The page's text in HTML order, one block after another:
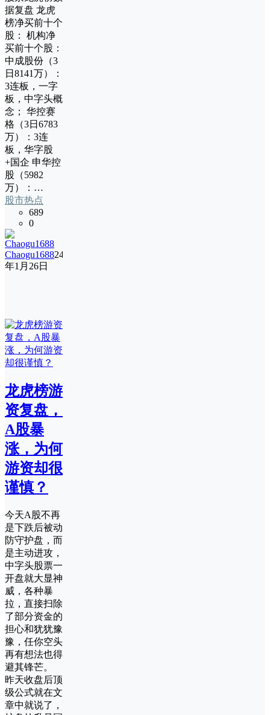
据复盘 龙虎
榜净买前十个
股： 机构净
买前十个股：
中成股份（3
日8141万）：
3连板，一字
板，中字头概
念； 华控赛
格（3日6783
万）：3连
板，华字股
+国企 申华控
股（5982
万）：…
股市热点
689
0
Chaogu168824
年1月26日
龙虎榜游
资复盘，
A股暴
涨，为何
游资却很
谨慎？
今天A股不再
是下跌后被动
防守护盘，而
是主动进攻，
中字头股票一
开盘就大显神
威，各种暴
拉，直接扫除
了部分资金的
担心和犹犹豫
豫，任你空头
再有想法也得
避其锋芒。
昨天收盘后顶
级公式就在文
章中就说了，